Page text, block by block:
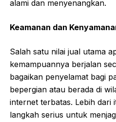
alami dan menyenangkan.
Keamanan dan
Salah satu nilai jual utama
kemampuannya berjalan
bagaikan penyelamat bagi
bepergian atau berada di
internet terbatas. Lebih dari
langkah serius untuk